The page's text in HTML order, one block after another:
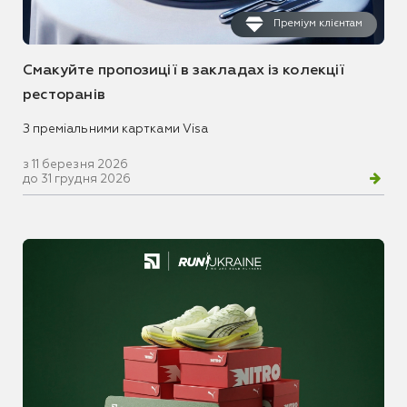
Преміум клієнтам
Смакуйте пропозиції в закладах із колекції
ресторанів
З преміальними картками Visa
з 11 березня 2026
до 31 грудня 2026